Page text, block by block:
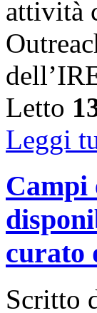
attività
Letto
Leggi
Campi
curato
Scritto